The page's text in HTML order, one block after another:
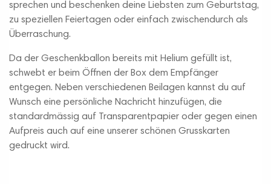
sprechen und beschenken deine Liebsten zum Geburtstag,
zu speziellen Feiertagen oder einfach zwischendurch als
Überraschung.
Da der Geschenkballon bereits mit Helium gefüllt ist,
schwebt er beim Öffnen der Box dem Empfänger
entgegen. Neben verschiedenen Beilagen kannst du auf
Wunsch eine persönliche Nachricht hinzufügen, die
standardmässig auf Transparentpapier oder gegen einen
Aufpreis auch auf eine unserer schönen Grusskarten
gedruckt wird.